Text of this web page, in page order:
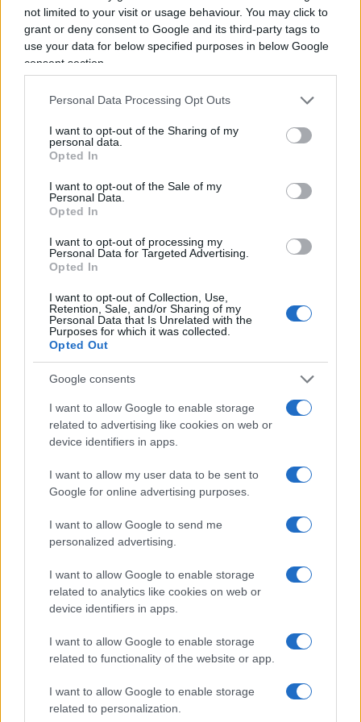
not limited to your visit or usage behaviour. You may click to
grant or deny consent to Google and its third-party tags to
use your data for below specified purposes in below Google
consent section.
Personal Data Processing Opt Outs
I want to opt-out of the Sharing of my
personal data.
Opted In
I want to opt-out of the Sale of my
Personal Data.
Opted In
I want to opt-out of processing my
Personal Data for Targeted Advertising.
Opted In
I want to opt-out of Collection, Use,
Retention, Sale, and/or Sharing of my
Personal Data that Is Unrelated with the
Purposes for which it was collected.
Opted Out
Google consents
I want to allow Google to enable storage
related to advertising like cookies on web or
device identifiers in apps.
I want to allow my user data to be sent to
Google for online advertising purposes.
I want to allow Google to send me
personalized advertising.
I want to allow Google to enable storage
related to analytics like cookies on web or
device identifiers in apps.
I want to allow Google to enable storage
related to functionality of the website or app.
I want to allow Google to enable storage
related to personalization.
condannato in primo grado a 5 anni e 6 mesi di
reclusione per peculato e abuso d’ufficio per
utilizzo illecito di fondi. Il cardinale però si
professa innocente si è e la condanna non è
ancora definitiva: l’udienza d’appello è stata
Il dibattito sulla partecipazione di Becciu non è
solo giuridico, ma anche politico e simbolico.
introdotta da Papa Giovanni Paolo II,
nessun
cardinale può essere escluso dal voto se non
esplicitamente deposto o rimosso dal titolo
cardinalizio. Tuttavia, manca un documento
chiaro che certifichi le intenzioni del Papa nel
2020, alimentando incertezze sull’applicazione di
questa norma.
Becciu potrà votare?
Il tema della partecipazione al Conclave sarà
affrontato dai cardinali riuniti nella
preliminari, i porporati discuteranno la posizione
determinante capire se potrà esercitare il diritto di
voto. Becciu, nel frattempo, si dice fiducioso di
essere presente, ribadendo che il Papa non lo ha
escluso formalmente dai suoi diritti.
A esplicita domanda dei giornalisti, la Sala Stampa